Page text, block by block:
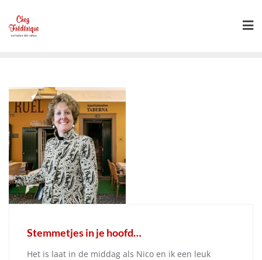
naar
Stemmetjes in je hoofd…
Het is laat in de middag als Nico en ik een leuk